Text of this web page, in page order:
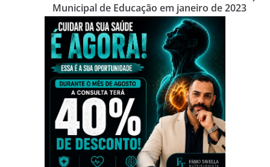
Municipal de Educação em janeiro de 2023